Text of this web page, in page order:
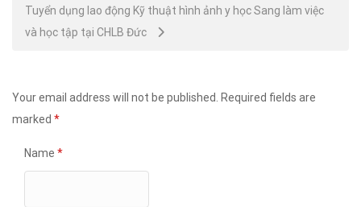
Tuyển dụng lao động Kỹ thuật hình ảnh y học Sang làm việc
và học tập tại CHLB Đức
Your email address will not be published. Required fields are
marked *
Name *